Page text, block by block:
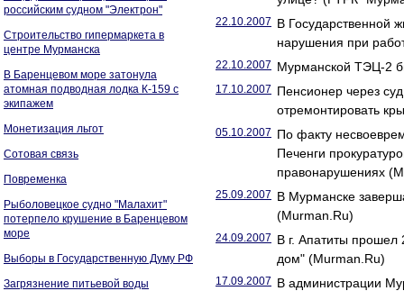
российским судном "Электрон"
Строительство гипермаркета в
центре Мурманска
В Баренцевом море затонула
атомная подводная лодка К-159 с
экипажем
Монетизация льгот
Сотовая связь
Повременка
Рыболовецкое судно "Малахит"
потерпело крушение в Баренцевом
море
Выборы в Государственную Думу РФ
Загрязнение питьевой воды
22.10.2007 В Государственной
нарушения при
22.10.2007 Мурманской ТЭЦ-2
17.10.2007 Пенсионер через
отремонтировать
05.10.2007 По факту
Печенги
правонарушениях
25.09.2007 В Мурманске
(Murman.Ru)
24.09.2007 В г. Апатиты
дом" (Murman.Ru)
17.09.2007 В администрации